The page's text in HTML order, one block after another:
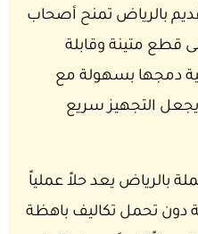
بالرياض تمنح أصحاب
قطع متينة وقابلة
دمجها بسهولة مع
التجهيز سريع
بالرياض يعد حلاً عملياً
دون تحمل تكاليف باهظة